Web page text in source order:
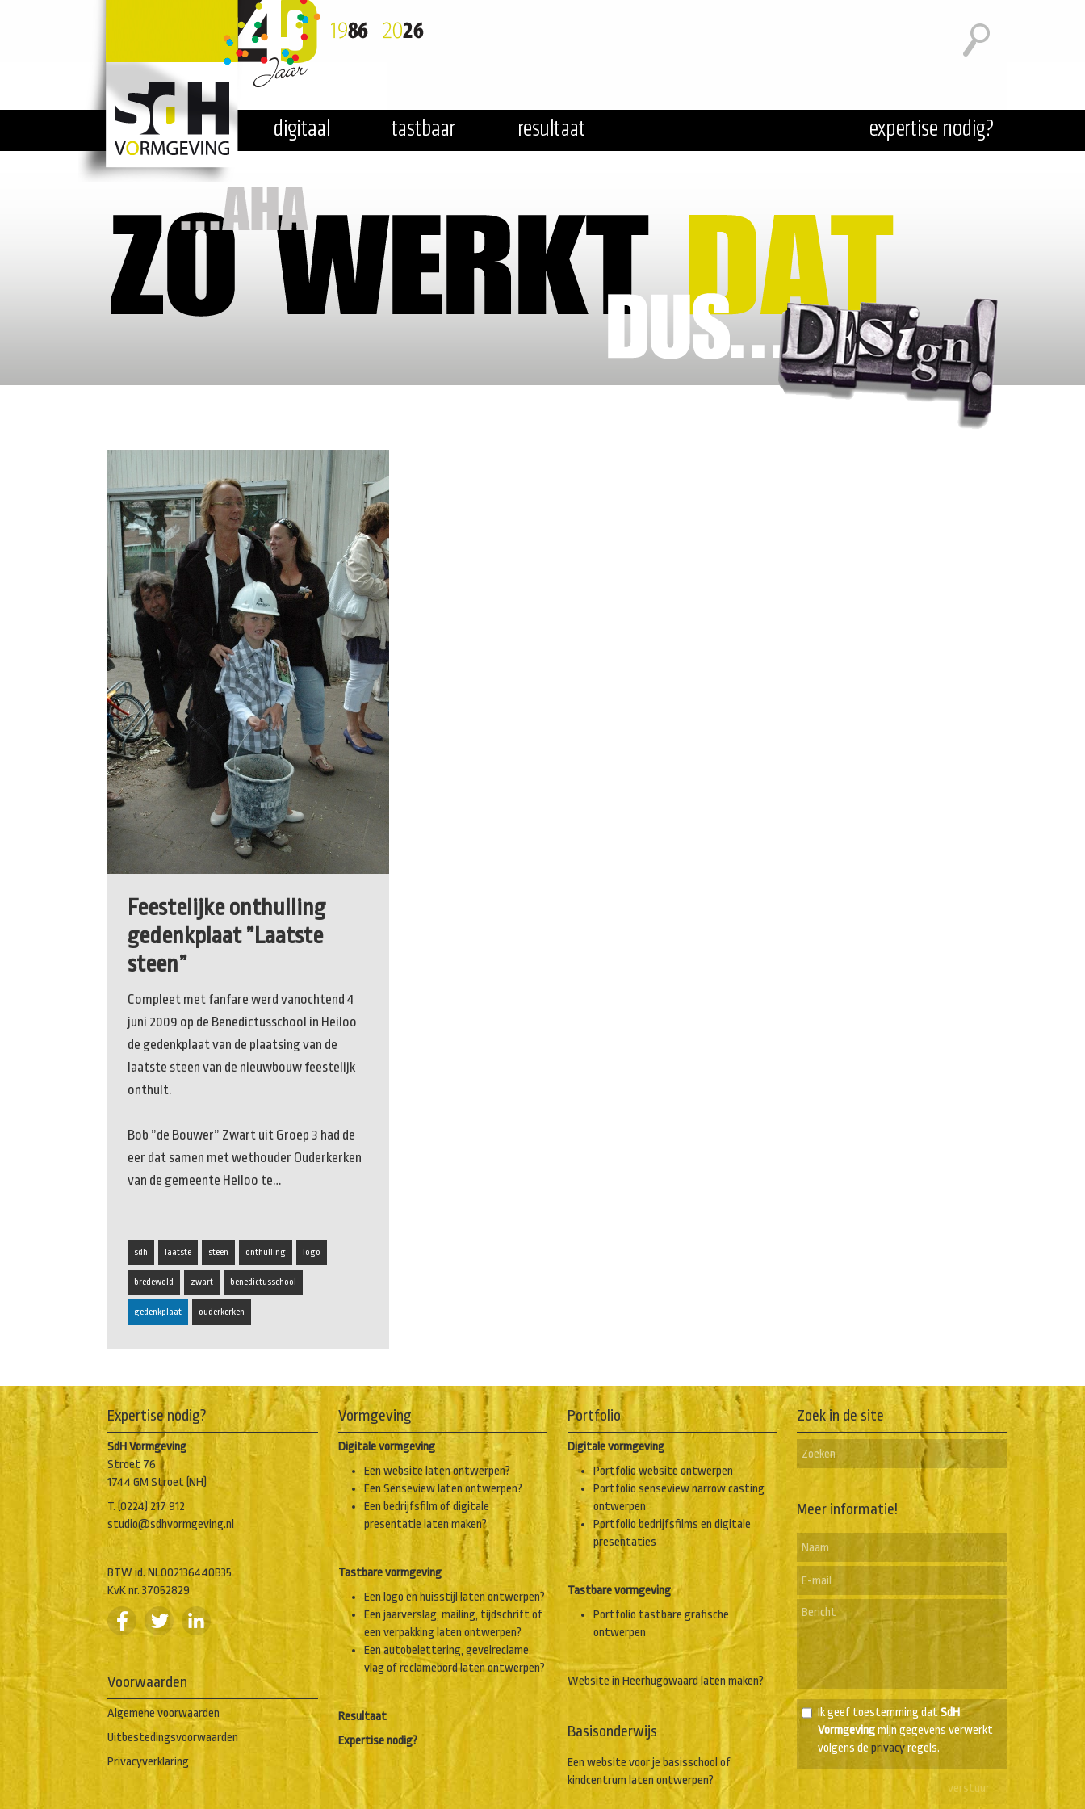
Feestelijke onthulling
gedenkplaat ”Laatste
steen”
Compleet met fanfare werd vanochtend 4
juni 2009 op de Benedictusschool in Heiloo
de gedenkplaat van de plaatsing van de
laatste steen van de nieuwbouw feestelijk
onthult.
Bob ”de Bouwer” Zwart uit Groep 3 had de
eer dat samen met wethouder Ouderkerken
van de gemeente Heiloo te…
sdh laatste steen onthulling logo
bredewold zwart benedictusschool
gedenkplaat ouderkerken
Expertise nodig?
SdH Vormgeving
Stroet 76
1744 GM Stroet (NH)
T. (0224) 217 912
studio@sdhvormgeving.nl
BTW id. NL002136440B35
KvK nr. 37052829
Voorwaarden
Algemene voorwaarden
Uitbestedingsvoorwaarden
Privacyverklaring
Vormgeving
Digitale vormgeving
Een website laten ontwerpen?
Een Senseview laten ontwerpen?
Een bedrijfsfilm of digitale
presentatie laten maken?
Tastbare vormgeving
Een logo en huisstijl laten ontwerpen?
Een jaarverslag, mailing, tijdschrift of
een verpakking laten ontwerpen?
Een autobelettering, gevelreclame,
vlag of reclamebord laten ontwerpen?
Resultaat
Expertise nodig?
Portfolio
Digitale vormgeving
Portfolio website ontwerpen
Portfolio senseview narrow casting
ontwerpen
Portfolio bedrijfsfilms en digitale
presentaties
Tastbare vormgeving
Portfolio tastbare grafische
ontwerpen
Website in Heerhugowaard laten maken?
Basisonderwijs
Een website voor je basisschool of
kindcentrum laten ontwerpen?
Zoek in de site
Meer informatie!
Ik geef toestemming datSdH
Vormgevingmijn gegevens verwerkt
volgens de privacyregels.